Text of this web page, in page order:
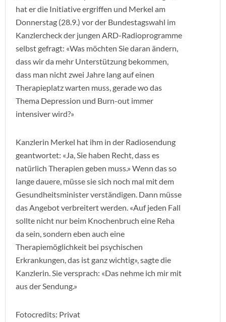
hat er die Initiative ergriffen und Merkel am
Donnerstag (28.9.) vor der Bundestagswahl im
Kanzlercheck der jungen ARD-Radioprogramme
selbst gefragt: «Was möchten Sie daran ändern,
dass wir da mehr Unterstützung bekommen,
dass man nicht zwei Jahre lang auf einen
Therapieplatz warten muss, gerade wo das
Thema Depression und Burn-out immer
intensiver wird?»
Kanzlerin Merkel hat ihm in der Radiosendung
geantwortet: «Ja, Sie haben Recht, dass es
natürlich Therapien geben muss.» Wenn das so
lange dauere, müsse sie sich noch mal mit dem
Gesundheitsminister verständigen. Dann müsse
das Angebot verbreitert werden. «Auf jeden Fall
sollte nicht nur beim Knochenbruch eine Reha
da sein, sondern eben auch eine
Therapiemöglichkeit bei psychischen
Erkrankungen, das ist ganz wichtig», sagte die
Kanzlerin. Sie versprach: «Das nehme ich mir mit
aus der Sendung.»
Fotocredits: Privat